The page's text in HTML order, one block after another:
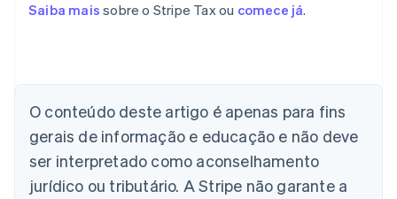
Saiba mais sobre o Stripe Tax ou comece já.
O conteúdo deste artigo é apenas para fins
gerais de informação e educação e não deve
ser interpretado como aconselhamento
jurídico ou tributário. A Stripe não garante a
Alemanha